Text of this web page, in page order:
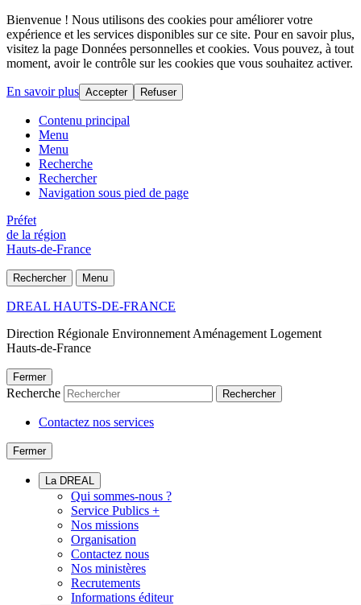
Bienvenue ! Nous utilisons des cookies pour améliorer votre
expérience et les services disponibles sur ce site. Pour en savoir plus,
visitez la page Données personnelles et cookies. Vous pouvez, à tout
moment, avoir le contrôle sur les cookies que vous souhaitez activer.
En savoir plus Accepter Refuser
Contenu principal
Menu
Menu
Recherche
Rechercher
Navigation sous pied de page
Préfet
de la région
Hauts-de-France
Rechercher Menu
DREAL HAUTS-DE-FRANCE
Direction Régionale Environnement Aménagement Logement
Hauts-de-France
Fermer
Recherche Rechercher
Contactez nos services
Fermer
La DREAL
Qui sommes-nous ?
Service Publics +
Nos missions
Organisation
Contactez nous
Nos ministères
Recrutements
Informations éditeur